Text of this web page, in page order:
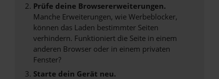
Prüfe deine Browsererweiterungen.
Manche Erweiterungen, wie Werbeblocker,
können das Laden bestimmter Seiten
verhindern. Funktioniert die Seite in einem
anderen Browser oder in einem privaten
Fenster?
Starte dein Gerät neu.